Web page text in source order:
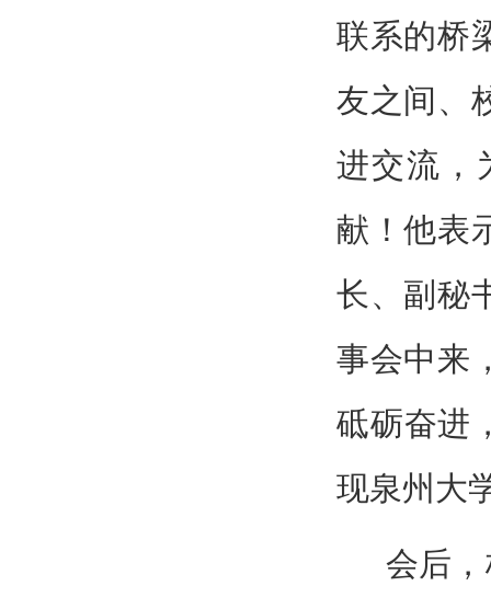
联系的桥
友之间、
进交流，
献！他表
长、副秘
事会中来
砥砺奋进
现泉州大
会后